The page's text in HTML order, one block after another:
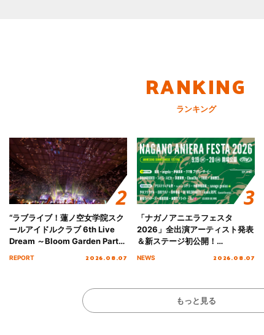
RANKING
ランキング
“ラブライブ！蓮ノ空女学院スク
ールアイドルクラブ 6th Live
Dream ～Bloom Garden Party
REPORT 2026.08.07
「ナガノアニエラフェスタ
2026」全出演アーティスト発表
＆新ステージ初公開！
NEWS 2026.08.07
もっと見る